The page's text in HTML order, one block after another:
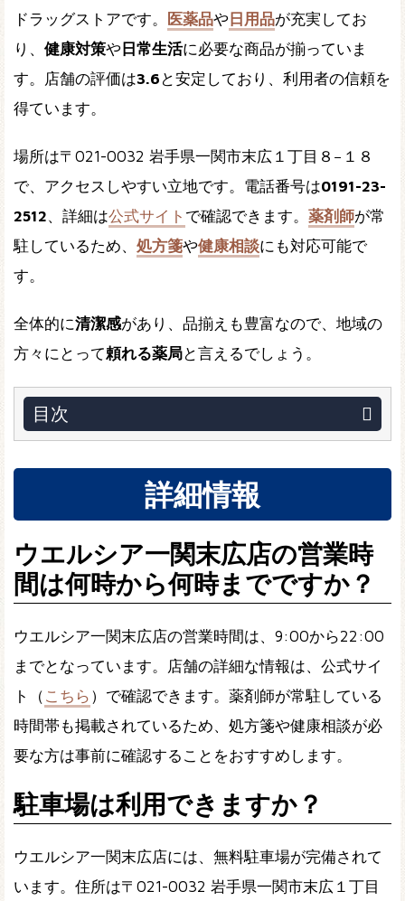
ドラッグストアです。
医薬品や 日用品が充実してお
り、 健康対策や 日常生活に必要な商品が揃っていま
す。店舗の評価は3.6 と安定しており、利用者の信頼を
得ています。
場所は〒021-0032 岩手県一関市末広１丁目８−１８
で、アクセスしやすい立地です。電話番号は0191-23-
2512、詳細は公式サイト で確認できます。 薬剤師が常
駐しているため、 処方箋や健康相談にも対応可能で
す。
全体的に清潔感があり、品揃えも豊富なので、地域の
方々にとって頼れる薬局と言えるでしょう。
目次
詳細情報
ウエルシア一関末広店の営業時
間は何時から何時までですか？
ウエルシア一関末広店の営業時間は、9:00から22:00
までとなっています。店舗の詳細な情報は、公式サイ
ト（ こちら ）で確認できます。薬剤師が常駐している
時間帯も掲載されているため、処方箋や健康相談が必
要な方は事前に確認することをおすすめします。
駐車場は利用できますか？
ウエルシア一関末広店には、無料駐車場が完備されて
います。住所は〒021-0032 岩手県一関市末広１丁目